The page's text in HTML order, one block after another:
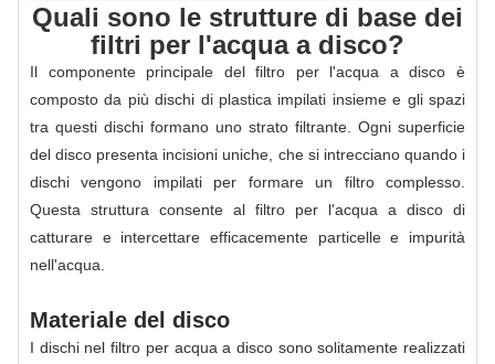
Quali sono le strutture di base dei
filtri per l'acqua a disco?
Il componente principale del filtro per l'acqua a disco è
composto da più dischi di plastica impilati insieme e gli spazi
tra questi dischi formano uno strato filtrante. Ogni superficie
del disco presenta incisioni uniche, che si intrecciano quando i
dischi vengono impilati per formare un filtro complesso.
Questa struttura consente al filtro per l'acqua a disco di
catturare e intercettare efficacemente particelle e impurità
nell'acqua.
Materiale del disco
I dischi nel filtro per acqua a disco sono solitamente realizzati